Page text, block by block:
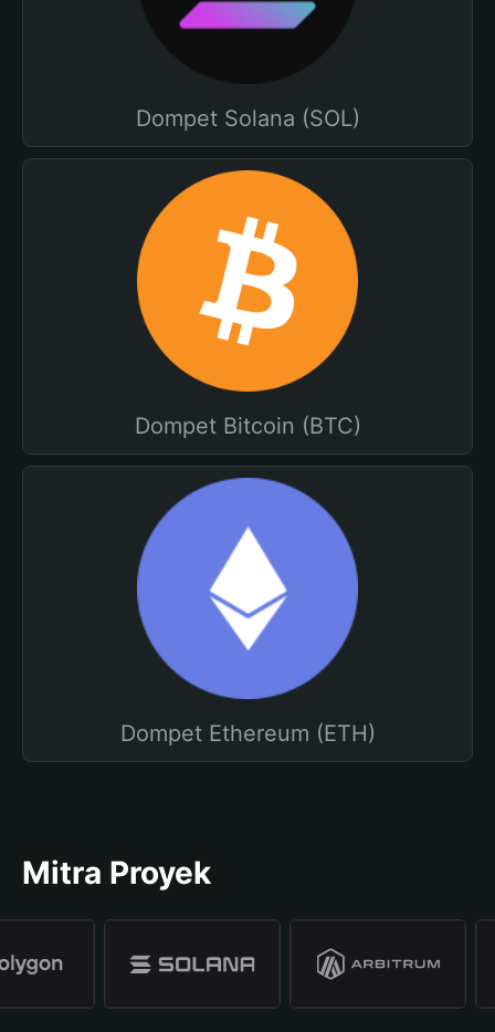
Dompet Solana (SOL)
Dompet Bitcoin (BTC)
Dompet Ethereum (ETH)
Mitra Proyek